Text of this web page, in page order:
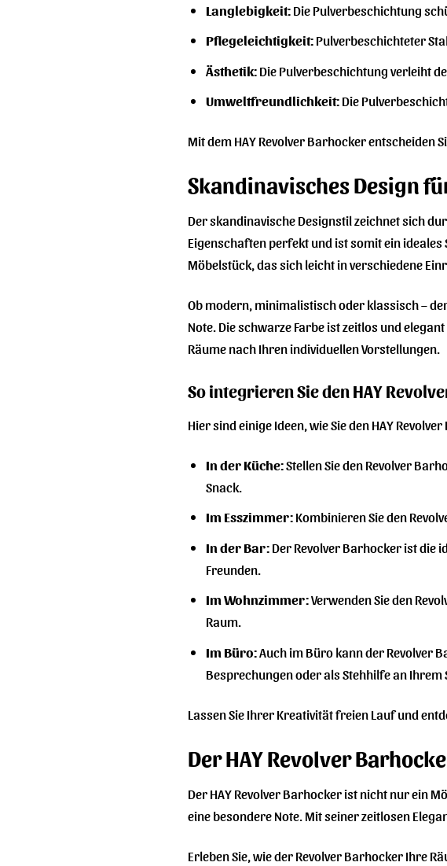
Langlebigkeit:Die Pulverbeschichtung
Pflegeleichtigkeit:Pulverbeschichteter
Ästhetik:Die Pulverbeschichtung verleiht
Umweltfreundlichkeit:Die
Mit dem HAY Revolver Barhocker entscheiden
Skandinavisches Design
Der skandinavische Designstil zeichnet sich
Eigenschaften perfekt und ist somit ein ideales
Möbelstück, das sich leicht in verschiedene
Ob modern, minimalistisch oder klassisch –
Note. Die schwarze Farbe ist zeitlos und
Räume nach Ihren individuellen Vorstellungen.
So integrieren Sie den HAY
Hier sind einige Ideen, wie Sie den HAY
In der Küche:Stellen Sie den Revolver
Snack.
Im Esszimmer:Kombinieren Sie den
In der Bar:Der Revolver Barhocker ist die
Freunden.
Im Wohnzimmer:Verwenden Sie den
Raum.
Im Büro:Auch im Büro kann der Revolver
Besprechungen oder als Stehhilfe an Ihrem
Lassen Sie Ihrer Kreativität freien Lauf und
Der HAY Revolver
Der HAY Revolver Barhocker ist nicht nur ein
eine besondere Note. Mit seiner zeitlosen
Erleben Sie, wie der Revolver Barhocker Ihre